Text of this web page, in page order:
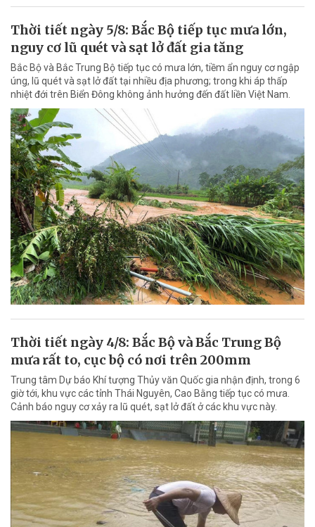
Thời tiết ngày 5/8: Bắc Bộ tiếp tục mưa lớn,
nguy cơ lũ quét và sạt lở đất gia tăng
Bắc Bộ và Bắc Trung Bộ tiếp tục có mưa lớn, tiềm ẩn nguy cơ ngập
úng, lũ quét và sạt lở đất tại nhiều địa phương; trong khi áp thấp
nhiệt đới trên Biển Đông không ảnh hưởng đến đất liền Việt Nam.
Thời tiết ngày 4/8: Bắc Bộ và Bắc Trung Bộ
mưa rất to, cục bộ có nơi trên 200mm
Trung tâm Dự báo Khí tượng Thủy văn Quốc gia nhận định, trong 6
giờ tới, khu vực các tỉnh Thái Nguyên, Cao Bằng tiếp tục có mưa.
Cảnh báo nguy cơ xảy ra lũ quét, sạt lở đất ở các khu vực này.